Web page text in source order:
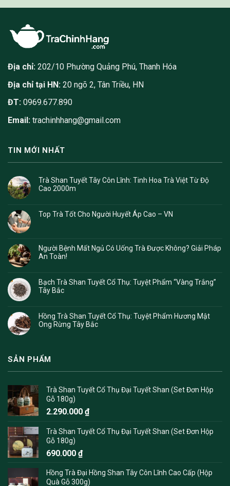
Địa chỉ: 202/10 Phường Quảng Phú, Thanh Hóa
Địa chỉ tại HN: 20 ngõ 2, Tân Triều, HN
ĐT: 0969.677.890
Email: trachinhhang@gmail.com
TIN MỚI NHẤT
Trà Shan Tuyết Tây Côn Lĩnh: Tinh Hoa Trà Việt Từ Độ
Cao 2000m
Top Trà Tốt Cho Người Huyết Áp Cao – VN
Người Bệnh Mất Ngủ Có Uống Trà Được Không? Giải Pháp
An Toàn!
Bạch Trà Shan Tuyết Cổ Thụ: Tuyệt Phẩm “Vàng Trắng”
Tây Bắc
Hồng Trà Shan Tuyết Cổ Thụ: Tuyệt Phẩm Hương Mật
Ong Rừng Tây Bắc
SẢN PHẨM
Trà Shan Tuyết Cổ Thụ Đại Tuyết Shan (Set Đơn Hộp
Gỗ 180g)
2.290.000 ₫
Trà Shan Tuyết Cổ Thụ Đại Tuyết Shan (Set Đơn Hộp
Gỗ 180g)
690.000 ₫
Hồng Trà Đại Hồng Shan Tây Côn Lĩnh Cao Cấp (Hộp
Quà Gỗ 300g)